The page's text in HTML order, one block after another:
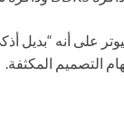
التصميم المكثفة.